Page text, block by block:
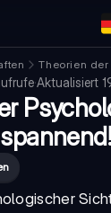
Theorien der
·Aktualisiert